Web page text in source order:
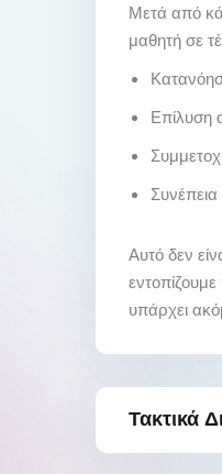
Μετά από
μαθητή σε
Επίλυση
Συνέπεια
Αυτό δεν
υπάρχει
Τακτικά